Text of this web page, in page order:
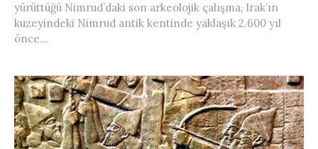
yürüttüğü Nimrud’daki son arkeolojik çalışma, Irak’ın
kuzeyindeki Nimrud antik kentinde yaklaşık 2.600 yıl
önce...